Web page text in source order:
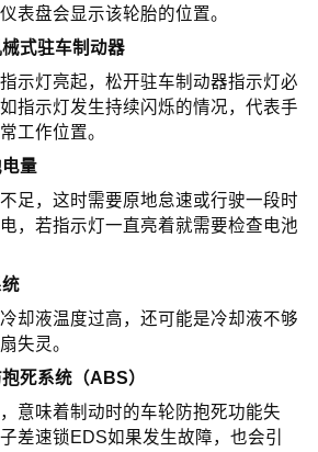
表盘会显示该轮胎的位置。
式驻车制动器
示灯亮起，松开驻车制动器指示灯必
指示灯发生持续闪烁的情况，代表手
工作位置。
量
足，这时需要原地怠速或行驶一段时
，若指示灯一直亮着就需要检查电池
却液温度过高，还可能是冷却液不够
失灵。
死系统（ABS）
意味着制动时的车轮防抱死功能失
差速锁EDS如果发生故障，也会引